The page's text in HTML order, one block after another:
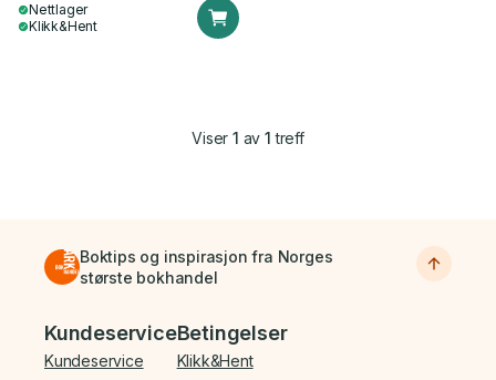
Nettlager
Klikk&Hent
Viser1 av 1 treff
Boktips og inspirasjon fra Norges
største bokhandel
Bunnmeny
Kundeservice
Kundeservice
Betingelser
Klikk&Hent